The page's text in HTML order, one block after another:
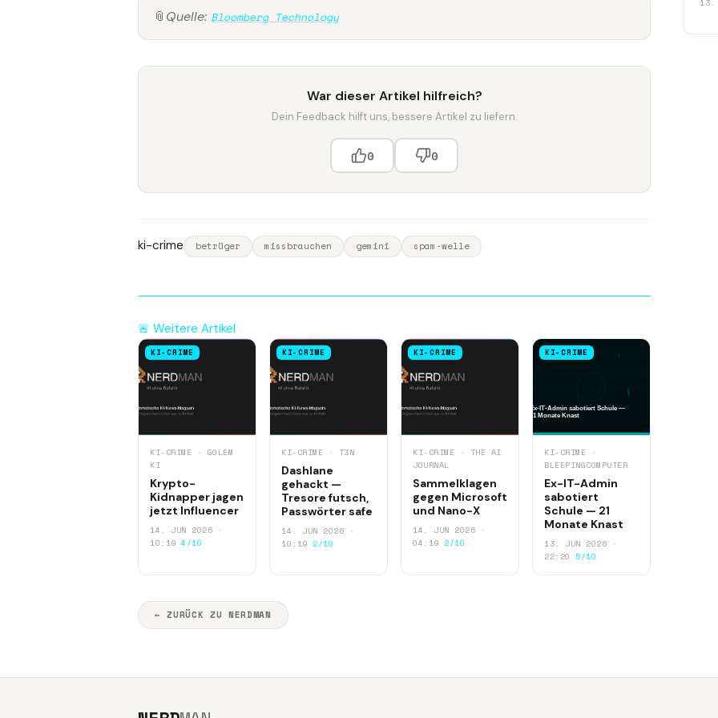
📎 Quelle: Bloomberg Technology
War dieser Artikel hilfreich?
Dein Feedback hilft uns, bessere Artikel zu liefern.
0 0
ki-crime betrüger missbrauchen gemini spam-welle
🚨 Weitere Artikel
KI-CRIME
KI-CRIME · GOLEM
KI
Krypto-
Kidnapper jagen
jetzt Influencer
14. JUN 2026 ·
10:19 4/10
KI-CRIME
KI-CRIME · T3N
Dashlane
gehackt —
Tresore futsch,
Passwörter safe
14. JUN 2026 ·
10:19 2/10
KI-CRIME
KI-CRIME · THE AI
JOURNAL
Sammelklagen
gegen Microsoft
und Nano-X
14. JUN 2026 ·
04:19 2/10
KI-CRIME
KI-CRIME ·
BLEEPINGCOMPUTER
Ex-IT-Admin
sabotiert
Schule — 21
Monate Knast
13. JUN 2026 ·
22:20 5/10
← ZURÜCK ZU NERDMAN
13.